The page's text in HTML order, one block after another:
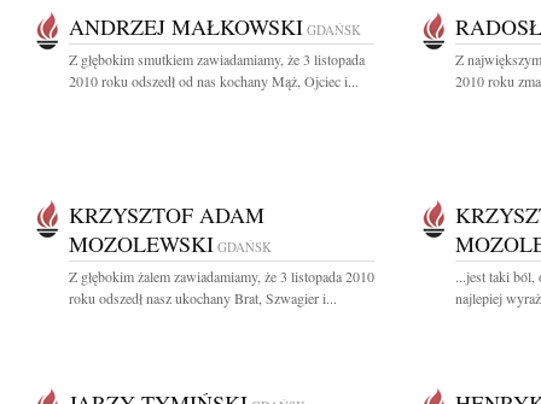
ANDRZEJ MAŁKOWSKI GDAŃSK
Z głębokim smutkiem zawiadamiamy, że 3 listopada
2010 roku odszedł od nas kochany Mąż, Ojciec i...
Z
2010 roku
KRZYSZTOF ADAM
MOZOLEWSKI GDAŃSK
Z głębokim żalem zawiadamiamy, że 3 listopada 2010
roku odszedł nasz ukochany Brat, Szwagier i...
...jest taki
najlepiej